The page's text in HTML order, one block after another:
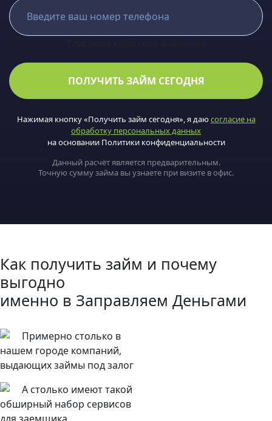
ПОЛУЧИТЬ ЗАЙМ СЕГОДНЯ
Нажимая кнопку «Получить займ сегодня», я даюсогласие на
обработку персональных данных
на основании Политики конфиденциальности
Данный расчёт является предварительным.
Точную сумму займа вы узнаете при визите в офис.
Как получить займ и почему
выгодно
именно в Заправляем Деньгами
Примерно столько в
нашем городе компаний,
выдающих займы под залог
А столько имеют такой
обширный набор сервисов